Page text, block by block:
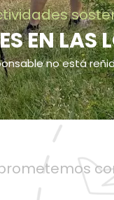
EN LAS
no está